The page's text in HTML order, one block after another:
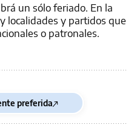
un sólo feriado. En la
localidades y partidos que
o patronales.
preferida